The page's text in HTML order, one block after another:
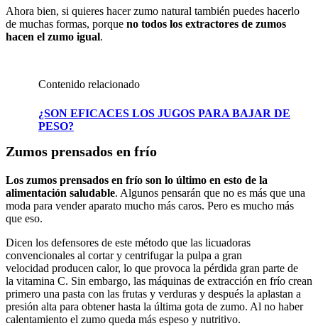
Ahora bien, si quieres hacer zumo natural también puedes hacerlo
de muchas formas, porque no todos los extractores de zumos
hacen el zumo igual.
Contenido relacionado
¿SON EFICACES LOS JUGOS PARA BAJAR DE
PESO?
Zumos prensados en frío
Los zumos prensados en frío son lo último en esto de la
alimentación saludable. Algunos pensarán que no es más que una
moda para vender aparato mucho más caros. Pero es mucho más
que eso.
Dicen los defensores de este método que las licuadoras
convencionales al cortar y centrifugar la pulpa a gran
velocidad producen calor, lo que provoca la pérdida gran parte de
la vitamina C. Sin embargo, las máquinas de extracción en frío crean
primero una pasta con las frutas y verduras y después la aplastan a
presión alta para obtener hasta la última gota de zumo. Al no haber
calentamiento el zumo queda más espeso y nutritivo.